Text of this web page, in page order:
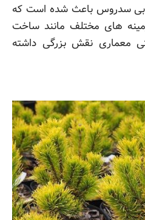
سدروس باعث شده است که
های مختلف مانند ساخت
معماری نقش بزرگی داشته